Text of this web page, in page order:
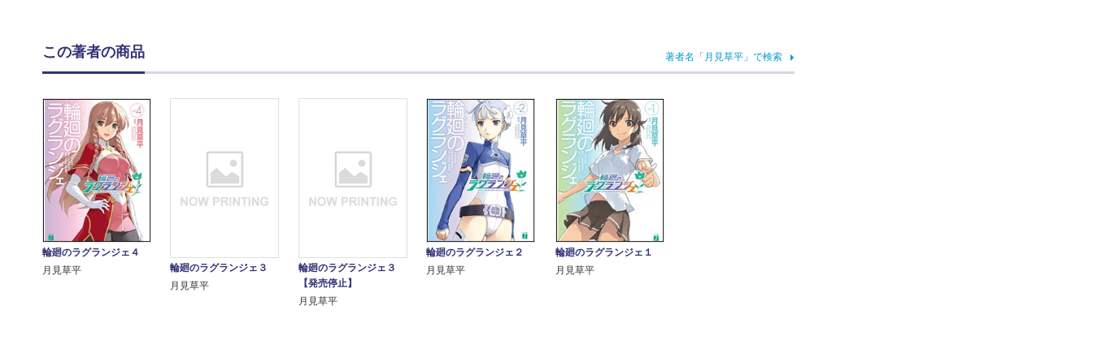
この著者の商品 著者名「月見草平」で検索
輪廻のラグランジェ４
月見草平
輪廻のラグランジェ３
月見草平
輪廻のラグランジェ３
【発売停止】
月見草平
輪廻のラグランジェ２
月見草平
輪廻のラグランジェ１
月見草平